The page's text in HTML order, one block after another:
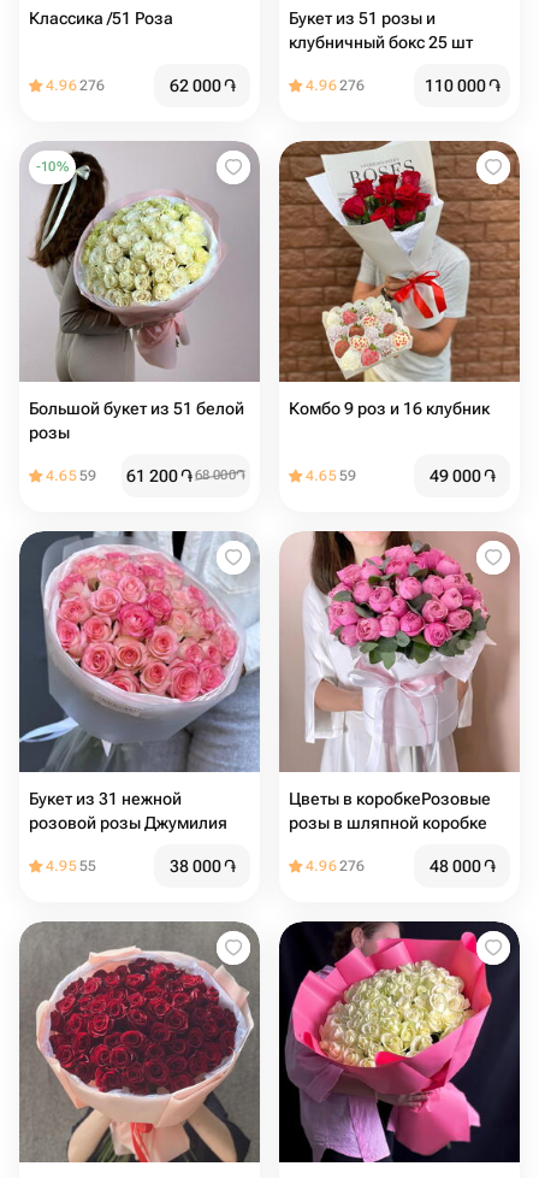
Классика /51 Роза
4.96276 62 000֏
Букет из 51 розы и
клубничный бокс 25 шт
4.96276 110 000֏
-10%
Большой букет из 51 белой
розы
4.6559 61 200֏68 000֏
Комбо 9 роз и 16 клубник
4.6559 49 000֏
Букет из 31 нежной
розовой розы Джумилия
4.9555 38 000֏
Цветы в коробкеРозовые
розы в шляпной коробке
4.96276 48 000֏